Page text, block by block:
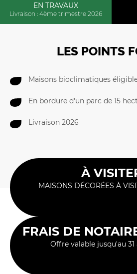
EN TRAVAUX
Livraison : 4ème trimestre 2026
LES POINTS
Maisons bioclimatiques
En bordure d'un parc de 15
Livraison 2026
À
MAISONS DÉCORÉES À
FRAIS DE
Offre valable jusqu'au 31